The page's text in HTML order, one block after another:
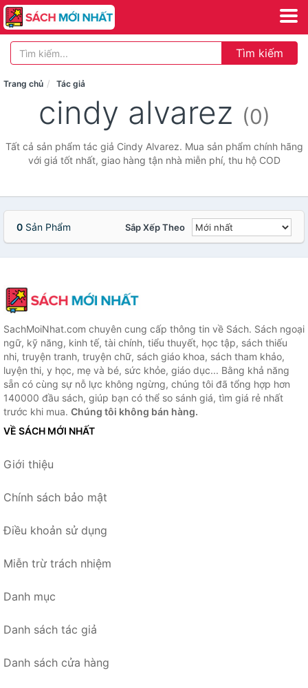
Tìm kiếm
Trang chủ Tác giả
cindy alvarez (0)
Tất cả sản phẩm tác giả Cindy Alvarez. Mua sản phẩm chính hãng
với giá tốt nhất, giao hàng tận nhà miễn phí, thu hộ COD
0 Sản Phẩm Sắp Xếp Theo
SachMoiNhat.com chuyên cung cấp thông tin về Sách. Sách ngoại
ngữ, kỹ năng, kinh tế, tài chính, tiểu thuyết, học tập, sách thiếu
nhi, truyện tranh, truyện chữ, sách giáo khoa, sách tham khảo,
luyện thi, y học, mẹ và bé, sức khỏe, giáo dục... Bằng khả năng
sẵn có cùng sự nỗ lực không ngừng, chúng tôi đã tổng hợp hơn
140000 đầu sách, giúp bạn có thể so sánh giá, tìm giá rẻ nhất
trước khi mua. Chúng tôi không bán hàng.
VỀ SÁCH MỚI NHẤT
Giới thiệu
Chính sách bảo mật
Điều khoản sử dụng
Miễn trừ trách nhiệm
Danh mục
Danh sách tác giả
Danh sách cửa hàng